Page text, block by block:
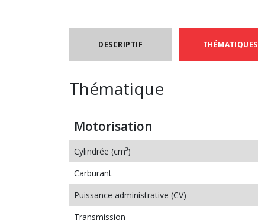
DESCRIPTIF THÉMATIQUES
Thématique
Motorisation
Cylindrée (cm³)
Carburant
Puissance administrative (CV)
Transmission